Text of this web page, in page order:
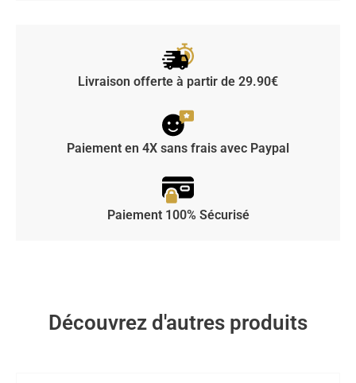
Livraison offerte à partir de 29.90€
Paiement en 4X sans frais avec Paypal
Paiement 100% Sécurisé
Découvrez d'autres produits